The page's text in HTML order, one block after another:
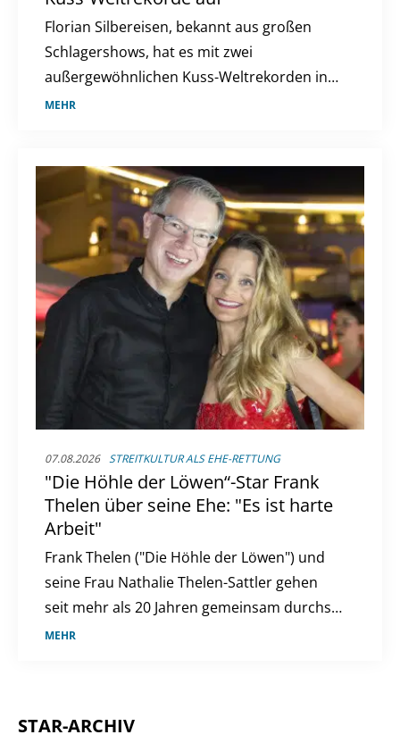
Florian Silbereisen, bekannt aus großen
Schlagershows, hat es mit zwei
außergewöhnlichen Kuss-Weltrekorden ins
"Guinness-Buch der Rekorde" geschafft. Wir
MEHR
07.08.2026 STREITKULTUR ALS EHE-RETTUNG
"Die Höhle der Löwen“-Star Frank
Thelen über seine Ehe: "Es ist harte
Arbeit"
Frank Thelen ("Die Höhle der Löwen") und
seine Frau Nathalie Thelen-Sattler gehen
seit mehr als 20 Jahren gemeinsam durchs
Leben. Nun verrät der Unternehmer,
eher kleine Rolle.
MEHR
STAR-ARCHIV